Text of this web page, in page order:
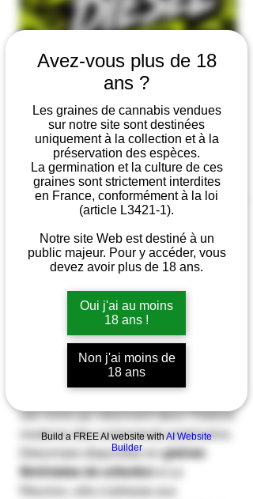
Avez-vous plus de 18
ans ?
Les graines de cannabis vendues
sur notre site sont destinées
uniquement à la collection et à la
préservation des espèces.
La germination et la culture de ces
graines sont strictement interdites
en France, conformément à la loi
(article L3421-1).
Notre site Web est destiné à un
public majeur. Pour y accéder, vous
devez avoir plus de 18 ans.
Oui j'ai au moins
18 ans !
Non j'ai moins de
18 ans
Build a FREE AI website with AI Website
Builder
Sour Diesel Auto
€19.90 Regular
Price
€9.90Sale
Price
Number of seeds *
Quantity *
Add to Cart
Happy Seeds, certaines variétés
incarnent à elles seules une époque
Sour Diesel Autofait partie de
ces noms qui résonnent dans l’histoire
moderne des croisements américains.
Désormais disponible engraines
féminisées de collectionà La
Réunion, elle s’adresse aux